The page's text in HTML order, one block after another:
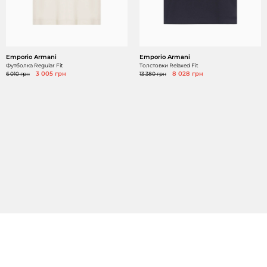
Emporio Armani
Футболка Regular Fit
6 010 грн
3 005 грн
Emporio Armani
Толстовки Relaxed Fit
13 380 грн
8 028 грн